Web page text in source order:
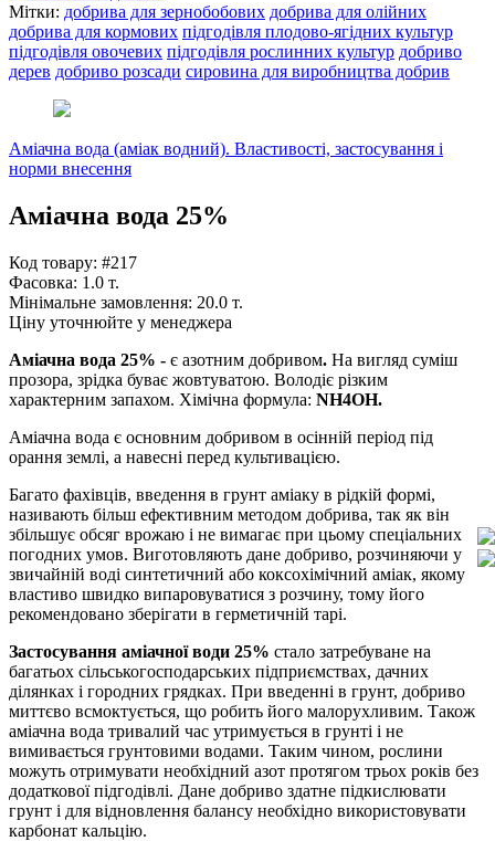
Мітки: добрива для зернобобових добрива для олійних
добрива для кормових підгодівля плодово-ягідних культур
підгодівля овочевих підгодівля рослинних культур добриво
дерев добриво розсади сировина для виробництва добрив
Аміачна вода (аміак водний). Властивості, застосування і
норми внесення
Аміачна вода 25%
Код товару: #217
Фасовка: 1.0 т.
Мінімальне замовлення: 20.0 т.
Ціну уточнюйте у менеджера
Аміачна вода 25% - є азотним добривом. На вигляд суміш
прозора, зрідка буває жовтуватою. Володіє різким
характерним запахом. Хімічна формула: NH4OH.
Аміачна вода є основним добривом в осінній період під
орання землі, а навесні перед культивацією.
Багато фахівців, введення в грунт аміаку в рідкій формі,
називають більш ефективним методом добрива, так як він
збільшує обсяг врожаю і не вимагає при цьому спеціальних
погодних умов. Виготовляють дане добриво, розчиняючи у
звичайній воді синтетичний або коксохімічний аміак, якому
властиво швидко випаровуватися з розчину, тому його
рекомендовано зберігати в герметичній тарі.
Застосування аміачної води 25% стало затребуване на
багатьох сільськогосподарських підприємствах, дачних
ділянках і городних грядках. При введенні в грунт, добриво
миттєво всмоктується, що робить його малорухливим. Також
аміачна вода тривалий час утримується в грунті і не
вимивається грунтовими водами. Таким чином, рослини
можуть отримувати необхідний азот протягом трьох років без
додаткової підгодівлі. Дане добриво здатне підкислювати
грунт і для відновлення балансу необхідно використовувати
карбонат кальцію.